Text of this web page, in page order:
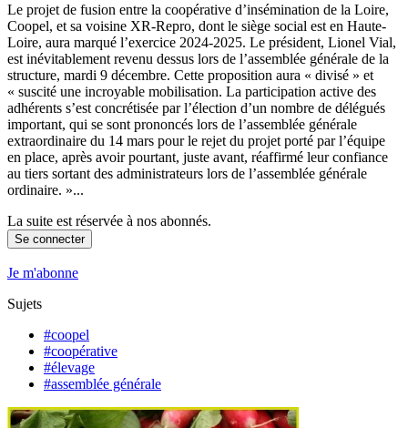
Le projet de fusion entre la coopérative d’insémination de la Loire,
Coopel, et sa voisine XR-Repro, dont le siège social est en Haute-
Loire, aura marqué l’exercice 2024-2025. Le président, Lionel Vial,
est inévitablement revenu dessus lors de l’assemblée générale de la
structure, mardi 9 décembre. Cette proposition aura « divisé » et
« suscité une incroyable mobilisation. La participation active des
adhérents s’est concrétisée par l’élection d’un nombre de délégués
important, qui se sont prononcés lors de l’assemblée générale
extraordinaire du 14 mars pour le rejet du projet porté par l’équipe
en place, après avoir pourtant, juste avant, réaffirmé leur confiance
au tiers sortant des administrateurs lors de l’assemblée générale
ordinaire. »...
La suite est réservée à nos abonnés.
Se connecter
Je m'abonne
Sujets
#coopel
#coopérative
#élevage
#assemblée générale